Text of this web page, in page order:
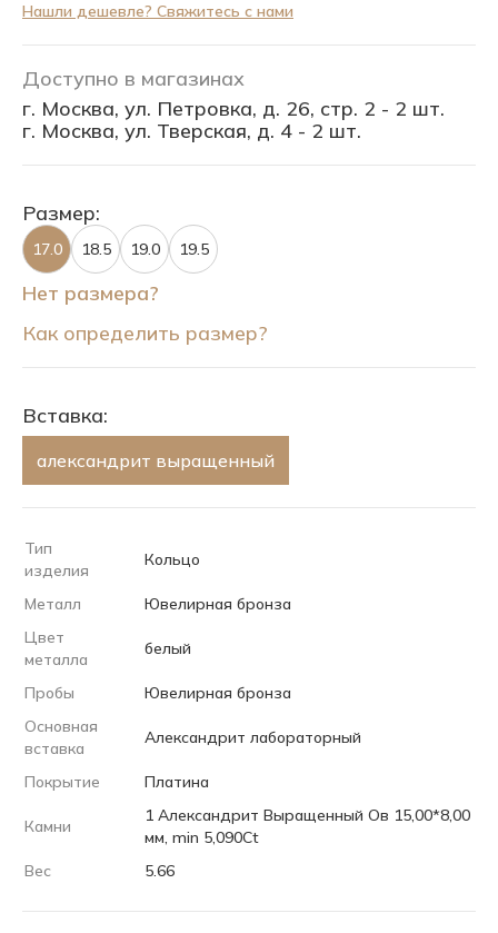
Нашли дешевле? Свяжитесь с нами
Доступно в магазинах
г. Москва, ул. Петровка, д. 26, стр. 2 - 2 шт.
г. Москва, ул. Тверская, д. 4 - 2 шт.
Размер:
17.0 18.5 19.0 19.5
Нет размера?
Как определить размер?
Вставка:
александрит выращенный
Тип
изделия
Кольцо
Металл
Ювелирная бронза
Цвет
металла
белый
Пробы
Ювелирная бронза
Основная
вставка
Александрит лабораторный
Покрытие Платина
Камни
1 Александрит Выращенный Ов 15,00*8,00
мм, min 5,090Ct
Вес
5.66